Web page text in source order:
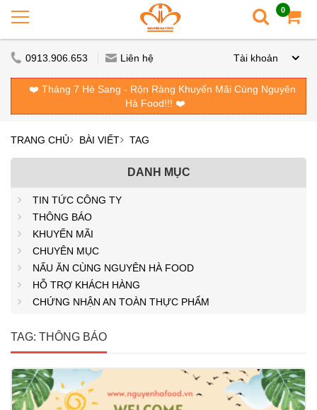
0
0913.906.653 Liên hệ Tài khoản
❤️ Tháng 7 Hè Sang - Rộn Ràng Khuyến Mãi Cùng Nguyên
Hà Food!!! ❤️
TRANG CHỦ BÀI VIẾT TAG
DANH MỤC
TIN TỨC CÔNG TY
THÔNG BÁO
KHUYẾN MÃI
CHUYÊN MỤC
NẤU ĂN CÙNG NGUYÊN HÀ FOOD
HỖ TRỢ KHÁCH HÀNG
CHỨNG NHẬN AN TOÀN THỰC PHẨM
TAG: THÔNG BÁO